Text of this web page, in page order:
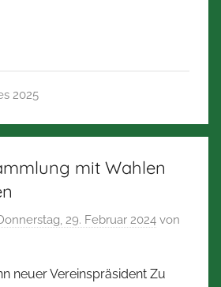
2025
mit Wahlen
29. Februar 2024 von
neuer Vereinspräsident Zu